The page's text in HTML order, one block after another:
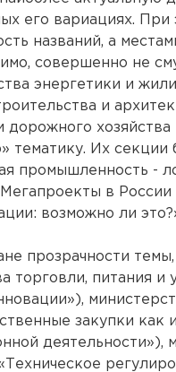
его вариациях.
названий, а
совершенно не
энергетики и
и
хозяйства
тематику. Их секции
промышленность -
в
возможно ли
прозрачности
торговли, питания и
закупки как
деятельности»),